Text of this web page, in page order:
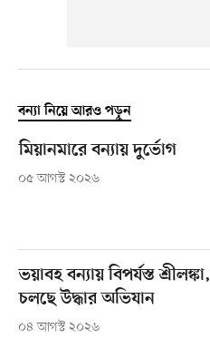
বন্যা নিয়ে আরও পড়ুন
মিয়ানমারে বন্যায় দুর্ভোগ
০৫ আগস্ট ২০২৬
ভয়াবহ বন্যায় বিপর্যস্ত শ্রীলঙ্কা,
চলছে উদ্ধার অভিযান
০৪ আগস্ট ২০২৬